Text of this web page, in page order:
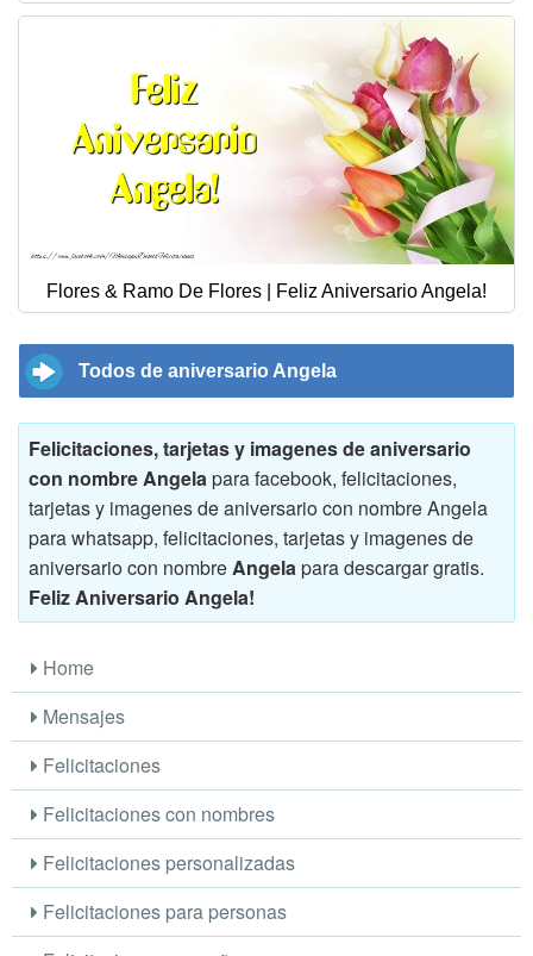
Flores & Ramo De Flores | Feliz Aniversario Angela!
Todos de aniversario Angela
Felicitaciones, tarjetas y imagenes de aniversario
con nombre Angelapara facebook, felicitaciones,
tarjetas y imagenes de aniversario con nombre Angela
para whatsapp, felicitaciones, tarjetas y imagenes de
aniversario con nombreAngelapara descargar gratis.
Feliz Aniversario Angela!
Home
Mensajes
Felicitaciones
Felicitaciones con nombres
Felicitaciones personalizadas
Felicitaciones para personas